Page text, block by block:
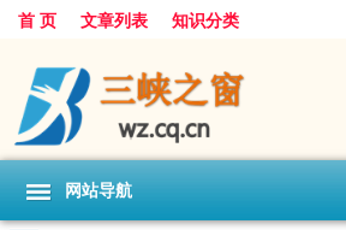
首 页 文章列表 知识分类
网站导航